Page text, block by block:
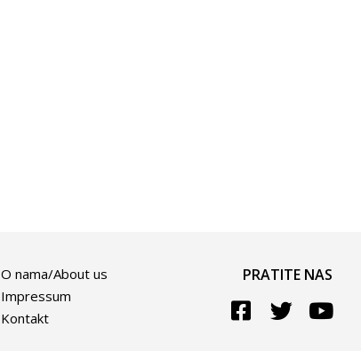
O nama/About us
Impressum
Kontakt
PRATITE NAS